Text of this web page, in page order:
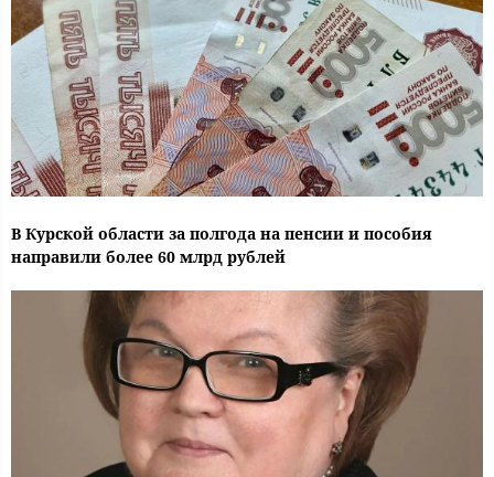
В Курской области за полгода на пенсии и пособия
направили более 60 млрд рублей